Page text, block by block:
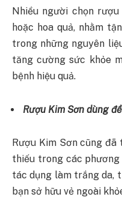
Nhiều người chọn
hoặc hoa quả, nhằm
trong những nguyên
tăng cường sức khỏe
bệnh hiệu quả.
Rượu Kim Sơn dùng
Rượu Kim Sơn cũng
thiếu trong các
tác dụng làm trắng da,
bạn sở hữu vẻ ngoài